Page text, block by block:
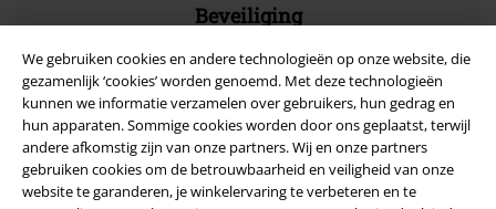
We gebruiken cookies en andere technologieën op onze website, die
gezamenlijk ‘cookies’ worden genoemd. Met deze technologieën
kunnen we informatie verzamelen over gebruikers, hun gedrag en
hun apparaten. Sommige cookies worden door ons geplaatst, terwijl
andere afkomstig zijn van onze partners. Wij en onze partners
gebruiken cookies om de betrouwbaarheid en veiligheid van onze
website te garanderen, je winkelervaring te verbeteren en te
Beveiliging